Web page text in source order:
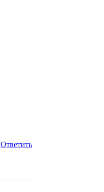
Ответить